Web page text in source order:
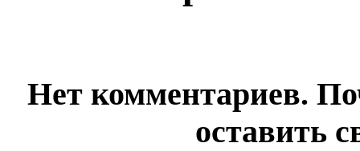
Нет комментариев.
оставить